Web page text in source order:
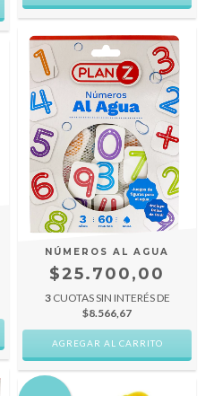
NÚMEROS AL AGUA
$25.700,00
3 CUOTAS SIN INTERÉS DE
$8.566,67